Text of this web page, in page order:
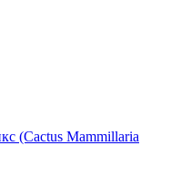
(Cactus Mammillaria